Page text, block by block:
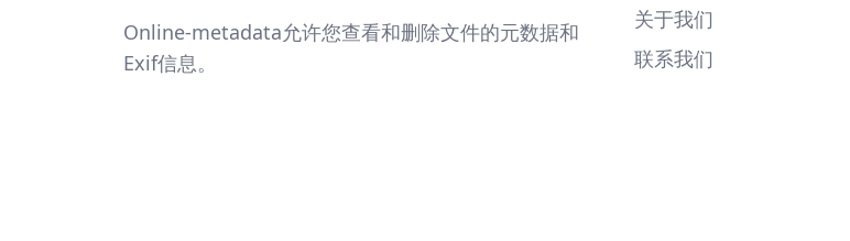
Online-metadata允许您查看和删除文件的元数据和
Exif信息。
关于我们
联系我们